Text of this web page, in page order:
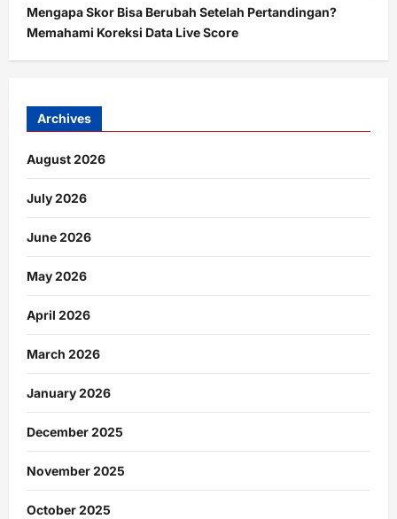
Mengapa Skor Bisa Berubah Setelah Pertandingan?
Memahami Koreksi Data Live Score
Archives
August 2026
July 2026
June 2026
May 2026
April 2026
March 2026
January 2026
December 2025
November 2025
October 2025